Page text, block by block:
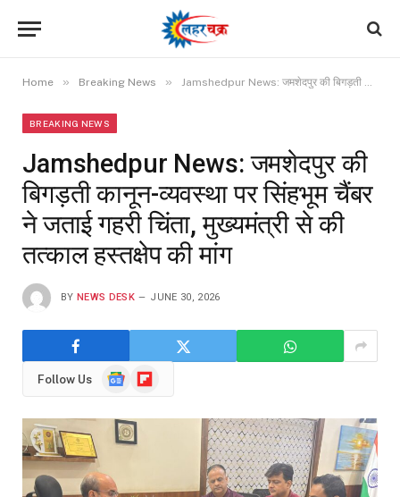
Home » Breaking News » Jamshedpur News: जमशेदपुर की बिगड़ती कानून-व्यवस्था पर सिंहभूम चैंबर ने जताई गहरी चिंता, मुख्यमंत्री से की तत्काल हस्तक्षेप की मांग
BREAKING NEWS
Jamshedpur News: जमशेदपुर की
बिगड़ती कानून-व्यवस्था पर सिंहभूम चैंबर
ने जताई गहरी चिंता, मुख्यमंत्री से की
तत्काल हस्तक्षेप की मांग
BY NEWS DESK JUNE 30, 2026
Follow Us
GoogleFlipboard